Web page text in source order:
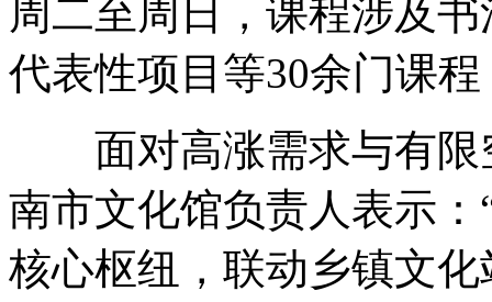
周二至周日，课程涉及
代表性项目等30余门课
面对高涨需求与有限
南市文化馆负责人表示
核心枢纽，联动乡镇文